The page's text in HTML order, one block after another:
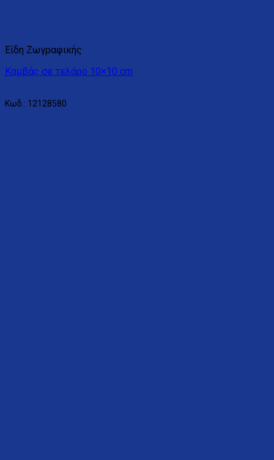
Είδη Ζωγραφικής
Καμβάς σε τελάρο 10×10 cm
Κωδ.: 12128580